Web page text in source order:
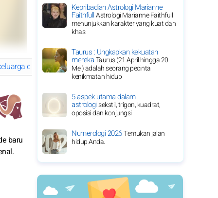
di tahun 2026 Kerbau: keseimbangan dan
baru
Kepribadian Astrologi Marianne
FaithfullAstrologi Marianne Faithfull
menunjukkan karakter yang kuat dan
khas.
Taurus : Ungkapkan kekuatan
merekaTaurus (21 April hingga 20
Mei) adalah seorang pecinta
kenikmatan hidup
5 aspek utama dalam
astrologisekstil, trigon, kuadrat,
oposisi dan konjungsi
Numerologi 2026Temukan jalan
hidup Anda.